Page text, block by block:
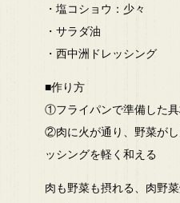
・塩コショウ：少々
・サラダ油
・西中洲ドレッシング
■作り方
①フライパンで準備した
②肉に火が通り、野菜が
ッシングを軽く和える
肉も野菜も摂れる、肉野